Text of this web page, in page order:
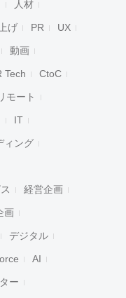
人材
げ PR UX
動画
Tech CtoC
モート
IT
ィング
経営企画
画
デジタル
AI
ー